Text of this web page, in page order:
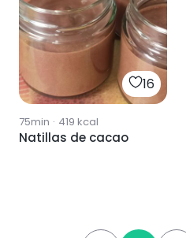
16
75min · 419 kcal
Natillas de cacao